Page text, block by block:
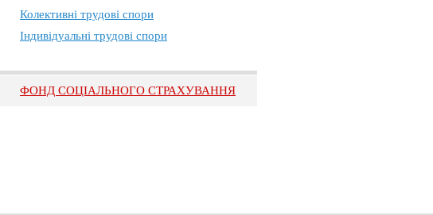
Колективні трудові спори
Індивідуальні трудові спори
ФОНД СОЦІАЛЬНОГО СТРАХУВАННЯ